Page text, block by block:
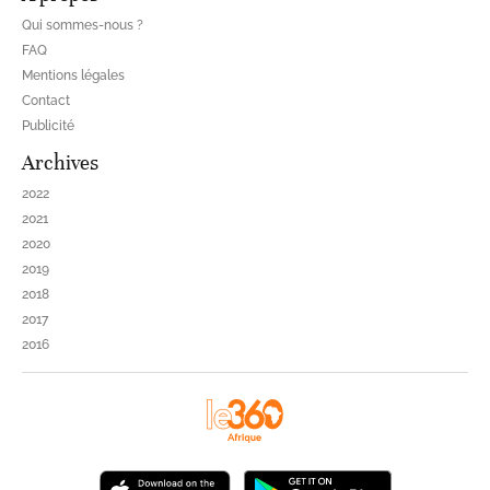
Qui sommes-nous ?
FAQ
Mentions légales
Contact
Publicité
Archives
2022
2021
2020
2019
2018
2017
2016